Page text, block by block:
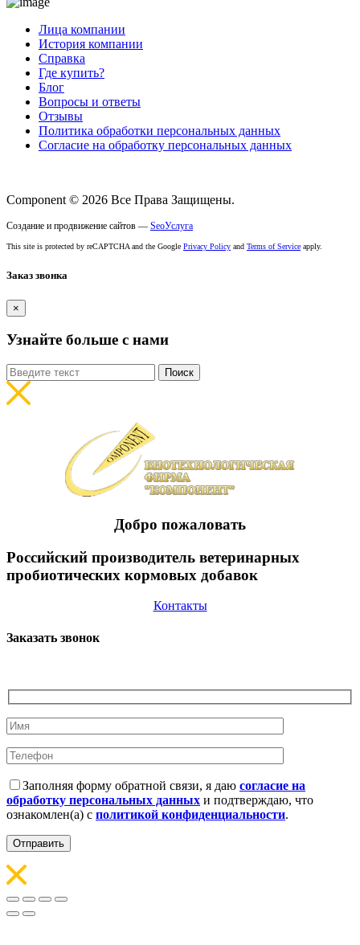
Лица компании
История компании
Справка
Где купить?
Блог
Вопросы и ответы
Отзывы
Политика обработки персональных данных
Согласие на обработку персональных данных
Component © 2026 Все Права Защищены.
Создание и продвижение сайтов — SeoУслуга
This site is protected by reCAPTCHA and the Google Privacy Policy and Terms of Service apply.
Заказ звонка
×
Узнайте больше с нами
Поиск
Добро пожаловать
Pоссийский производитель ветеринарных
пробиотических кормовых добавок
Контакты
Заказать звонок
Заполняя форму обратной связи, я даю согласие на
обработку персональных данных и подтверждаю, что
ознакомлен(а) с политикой конфиденциальности.